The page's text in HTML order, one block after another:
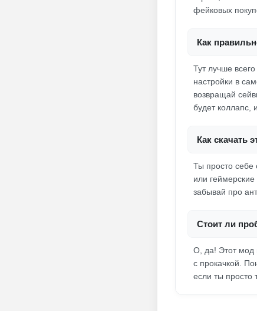
фейковых
Как
Тут лучше
настройки в
возвращай
будет коллапс,
Как скачать
Ты просто себе
или
забывай про
Стоит ли
О, да! Этот мод
с прокачкой.
если ты просто